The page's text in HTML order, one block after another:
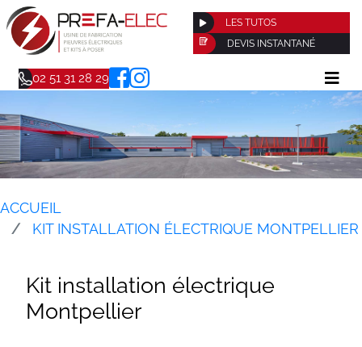
LES TUTOS
DEVIS INSTANTANÉ
02 51 31 28 29
ACCUEIL
KIT INSTALLATION ÉLECTRIQUE MONTPELLIER
Kit installation électrique
Montpellier